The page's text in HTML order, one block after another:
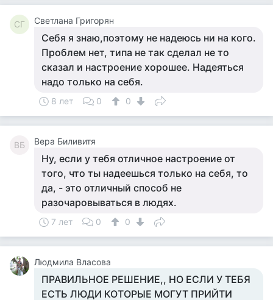
СГ Светлана Григорян
Себя я знаю,поэтому не надеюсь ни на кого.
Проблем нет, типа не так сделал не то
сказал и настроение хорошее. Надеяться
надо только на себя.
8 лет 0 0
ВБ Вера Биливитя
Ну, если у тебя отличное настроение от
того, что ты надеешься только на себя, то
да, - это отличный способ не
разочаровываться в людях.
7 лет 0 0
Людмила Власова
ПРАВИЛЬНОЕ РЕШЕНИЕ,, НО ЕСЛИ У ТЕБЯ
ЕСТЬ ЛЮДИ КОТОРЫЕ МОГУТ ПРИЙТИ